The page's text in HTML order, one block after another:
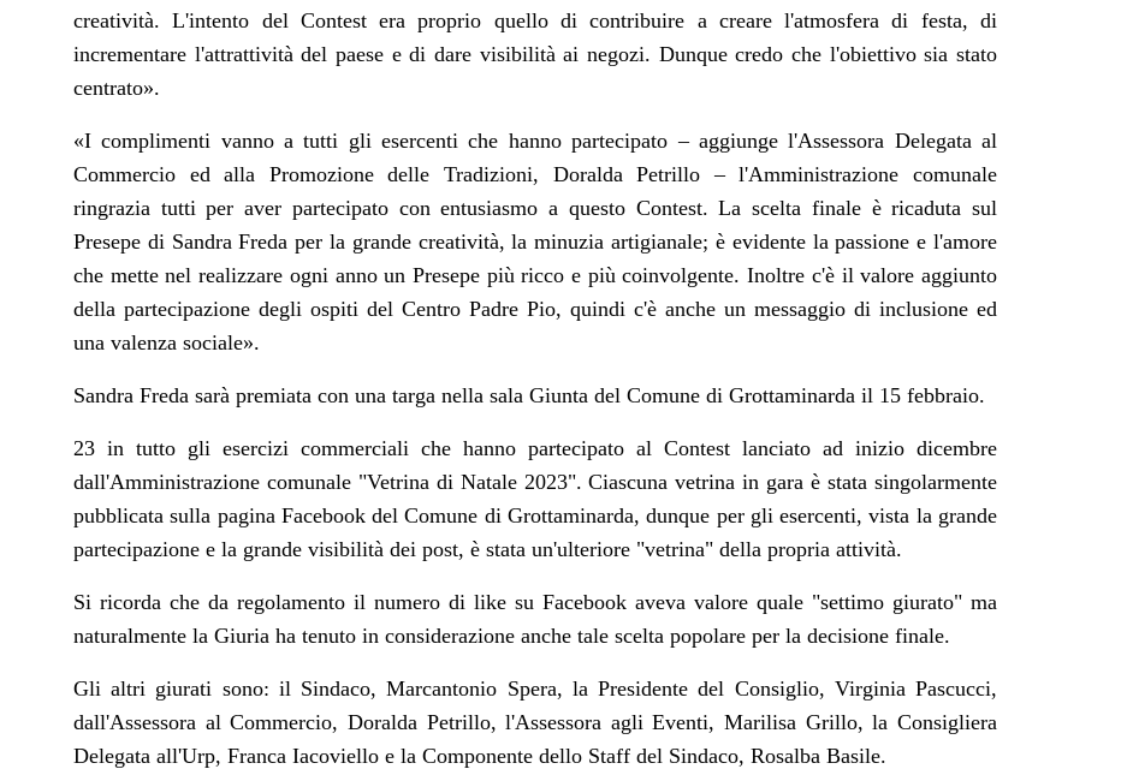
creatività. L'intento del Contest era proprio quello di contribuire a creare l'atmosfera di festa, di
incrementare l'attrattività del paese e di dare visibilità ai negozi. Dunque credo che l'obiettivo sia stato
centrato».
«I complimenti vanno a tutti gli esercenti che hanno partecipato – aggiunge l'Assessora Delegata al
Commercio ed alla Promozione delle Tradizioni, Doralda Petrillo – l'Amministrazione comunale
ringrazia tutti per aver partecipato con entusiasmo a questo Contest. La scelta finale è ricaduta sul
Presepe di Sandra Freda per la grande creatività, la minuzia artigianale; è evidente la passione e l'amore
che mette nel realizzare ogni anno un Presepe più ricco e più coinvolgente. Inoltre c'è il valore aggiunto
della partecipazione degli ospiti del Centro Padre Pio, quindi c'è anche un messaggio di inclusione ed
una valenza sociale».
Sandra Freda sarà premiata con una targa nella sala Giunta del Comune di Grottaminarda il 15 febbraio.
23 in tutto gli esercizi commerciali che hanno partecipato al Contest lanciato ad inizio dicembre
dall'Amministrazione comunale "Vetrina di Natale 2023". Ciascuna vetrina in gara è stata singolarmente
pubblicata sulla pagina Facebook del Comune di Grottaminarda, dunque per gli esercenti, vista la grande
partecipazione e la grande visibilità dei post, è stata un'ulteriore "vetrina" della propria attività.
Si ricorda che da regolamento il numero di like su Facebook aveva valore quale "settimo giurato" ma
naturalmente la Giuria ha tenuto in considerazione anche tale scelta popolare per la decisione finale.
Gli altri giurati sono: il Sindaco, Marcantonio Spera, la Presidente del Consiglio, Virginia Pascucci,
dall'Assessora al Commercio, Doralda Petrillo, l'Assessora agli Eventi, Marilisa Grillo, la Consigliera
Delegata all'Urp, Franca Iacoviello e la Componente dello Staff del Sindaco, Rosalba Basile.